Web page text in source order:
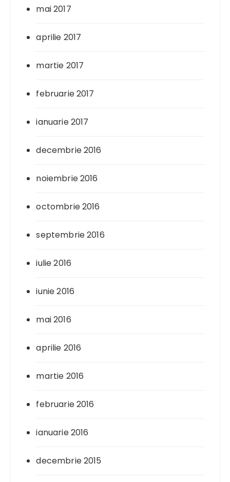
mai 2017
aprilie 2017
martie 2017
februarie 2017
ianuarie 2017
decembrie 2016
noiembrie 2016
octombrie 2016
septembrie 2016
iulie 2016
iunie 2016
mai 2016
aprilie 2016
martie 2016
februarie 2016
ianuarie 2016
decembrie 2015